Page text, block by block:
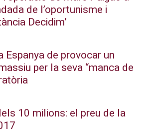
de l’oportunisme i
Decidim’
Espanya de provocar un
per la seva “manca de
10 milions: el preu de la